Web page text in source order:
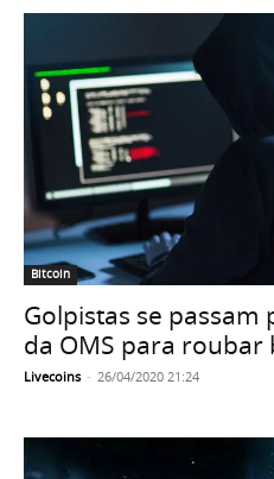
Bitcoin
Golpistas se
da OMS para roubar
Livecoins - 26/04/2020 21:24